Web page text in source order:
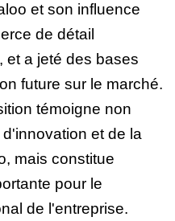
et son influence
de détail
et a jeté des bases
future sur le marché.
témoigne non
et de la
mais constitue
pour le
de l'entreprise.